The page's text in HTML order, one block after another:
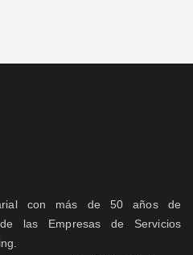
con más de 50 años de
las Empresas de Servicios